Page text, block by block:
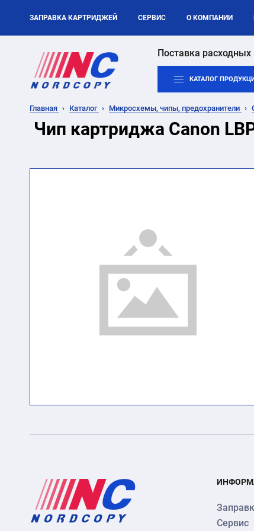
ЗАПРАВКА КАРТРИДЖЕЙ СЕРВИС О КОМПАНИИ
Поставка
КАТАЛОГ
Главная Каталог Микросхемы, чипы, предохранители
Чип картриджа Canon
Сервис